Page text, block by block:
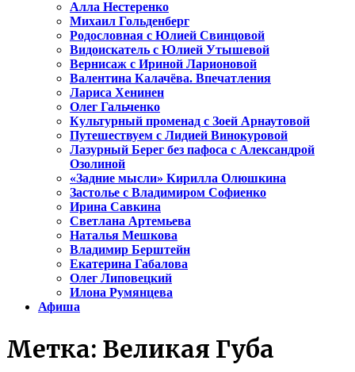
Алла Нестеренко
Михаил Гольденберг
Родословная с Юлией Свинцовой
Видоискатель с Юлией Утышевой
Вернисаж с Ириной Ларионовой
Валентина Калачёва. Впечатления
Лариса Хенинен
Олег Гальченко
Культурный променад с Зоей Арнаутовой
Путешествуем с Лидией Винокуровой
Лазурный Берег без пафоса с Александрой
Озолиной
«Задние мысли» Кирилла Олюшкина
Застолье с Владимиром Софиенко
Ирина Савкина
Светлана Артемьева
Наталья Мешкова
Владимир Берштейн
Екатерина Габалова
Олег Липовецкий
Илона Румянцева
Афиша
Метка: Великая Губа